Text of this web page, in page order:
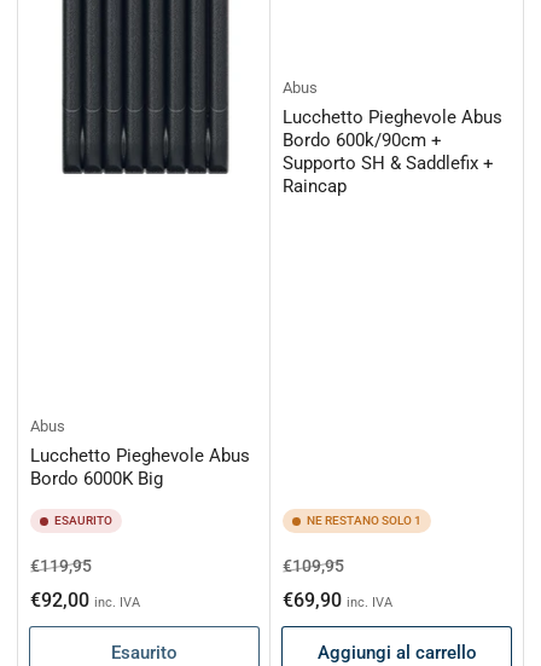
Abus
Lucchetto Pieghevole Abus
Bordo 6000K Big
ESAURITO
Prezzo
di
listino
€119,95Prezzo
scontato
€92,00 inc. IVA
Esaurito
Abus
Lucchetto Pieghevole Abus
Bordo 600k/90cm +
Supporto SH & Saddlefix +
Raincap
NE RESTANO SOLO 1
Prezzo
di
listino
€109,95Prezzo
scontato
€69,90 inc. IVA
Aggiungi al carrello